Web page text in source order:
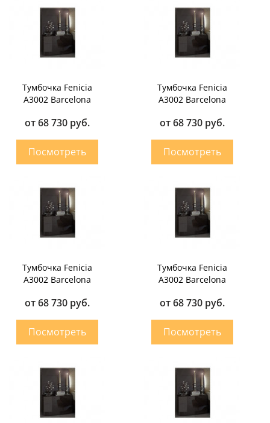
Тумбочка Fenicia
A3002 Barcelona
от 68 730 руб.
Тумбочка Fenicia
A3002 Barcelona
от 68 730 руб.
Тумбочка Fenicia
A3002 Barcelona
от 68 730 руб.
Тумбочка Fenicia
A3002 Barcelona
от 68 730 руб.